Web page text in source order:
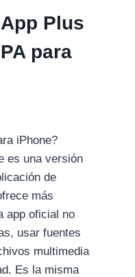
Plus
para
iPhone?
es una versión
de
más
app oficial no
usar fuentes
multimedia
Es la misma